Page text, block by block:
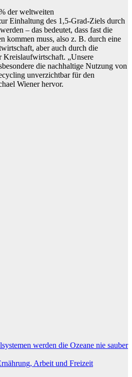
der weltweiten
Einhaltung des 1,5-Grad-Ziels durch
– das bedeutet, dass fast die
kommen muss, also z. B. durch eine
aber auch durch die
Kreislaufwirtschaft. „Unsere
die nachhaltige Nutzung von
unverzichtbar für den
Wiener hervor.
werden die Ozeane nie sauber
Arbeit und Freizeit